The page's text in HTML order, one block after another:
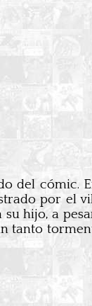
del cómic.
por el
hijo, a
tanto